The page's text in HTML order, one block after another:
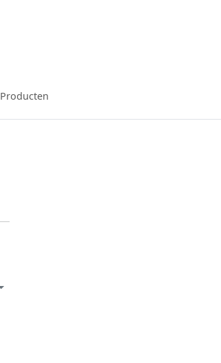
Producten